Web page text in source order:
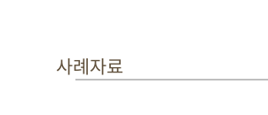
사례자료